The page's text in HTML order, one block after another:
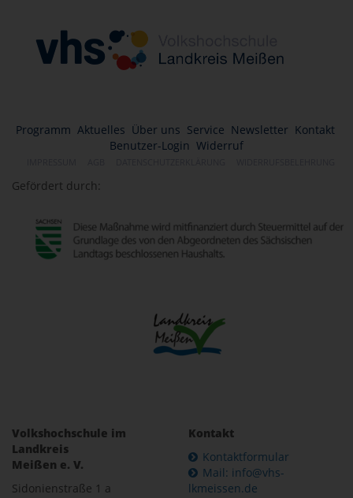
Programm Aktuelles Über uns Service Newsletter Kontakt
Benutzer-Login Widerruf
Gefördert durch:
Volkshochschule im
Landkreis
Meißen e. V.
Sidonienstraße 1 a
Kontakt
Kontaktformular
Mail: info@vhs-
lkmeissen.de